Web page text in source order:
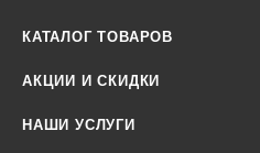
КАТАЛОГ ТОВАРОВ
АКЦИИ И СКИДКИ
НАШИ УСЛУГИ